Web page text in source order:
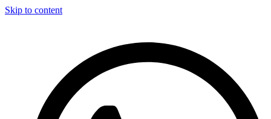
Skip to content